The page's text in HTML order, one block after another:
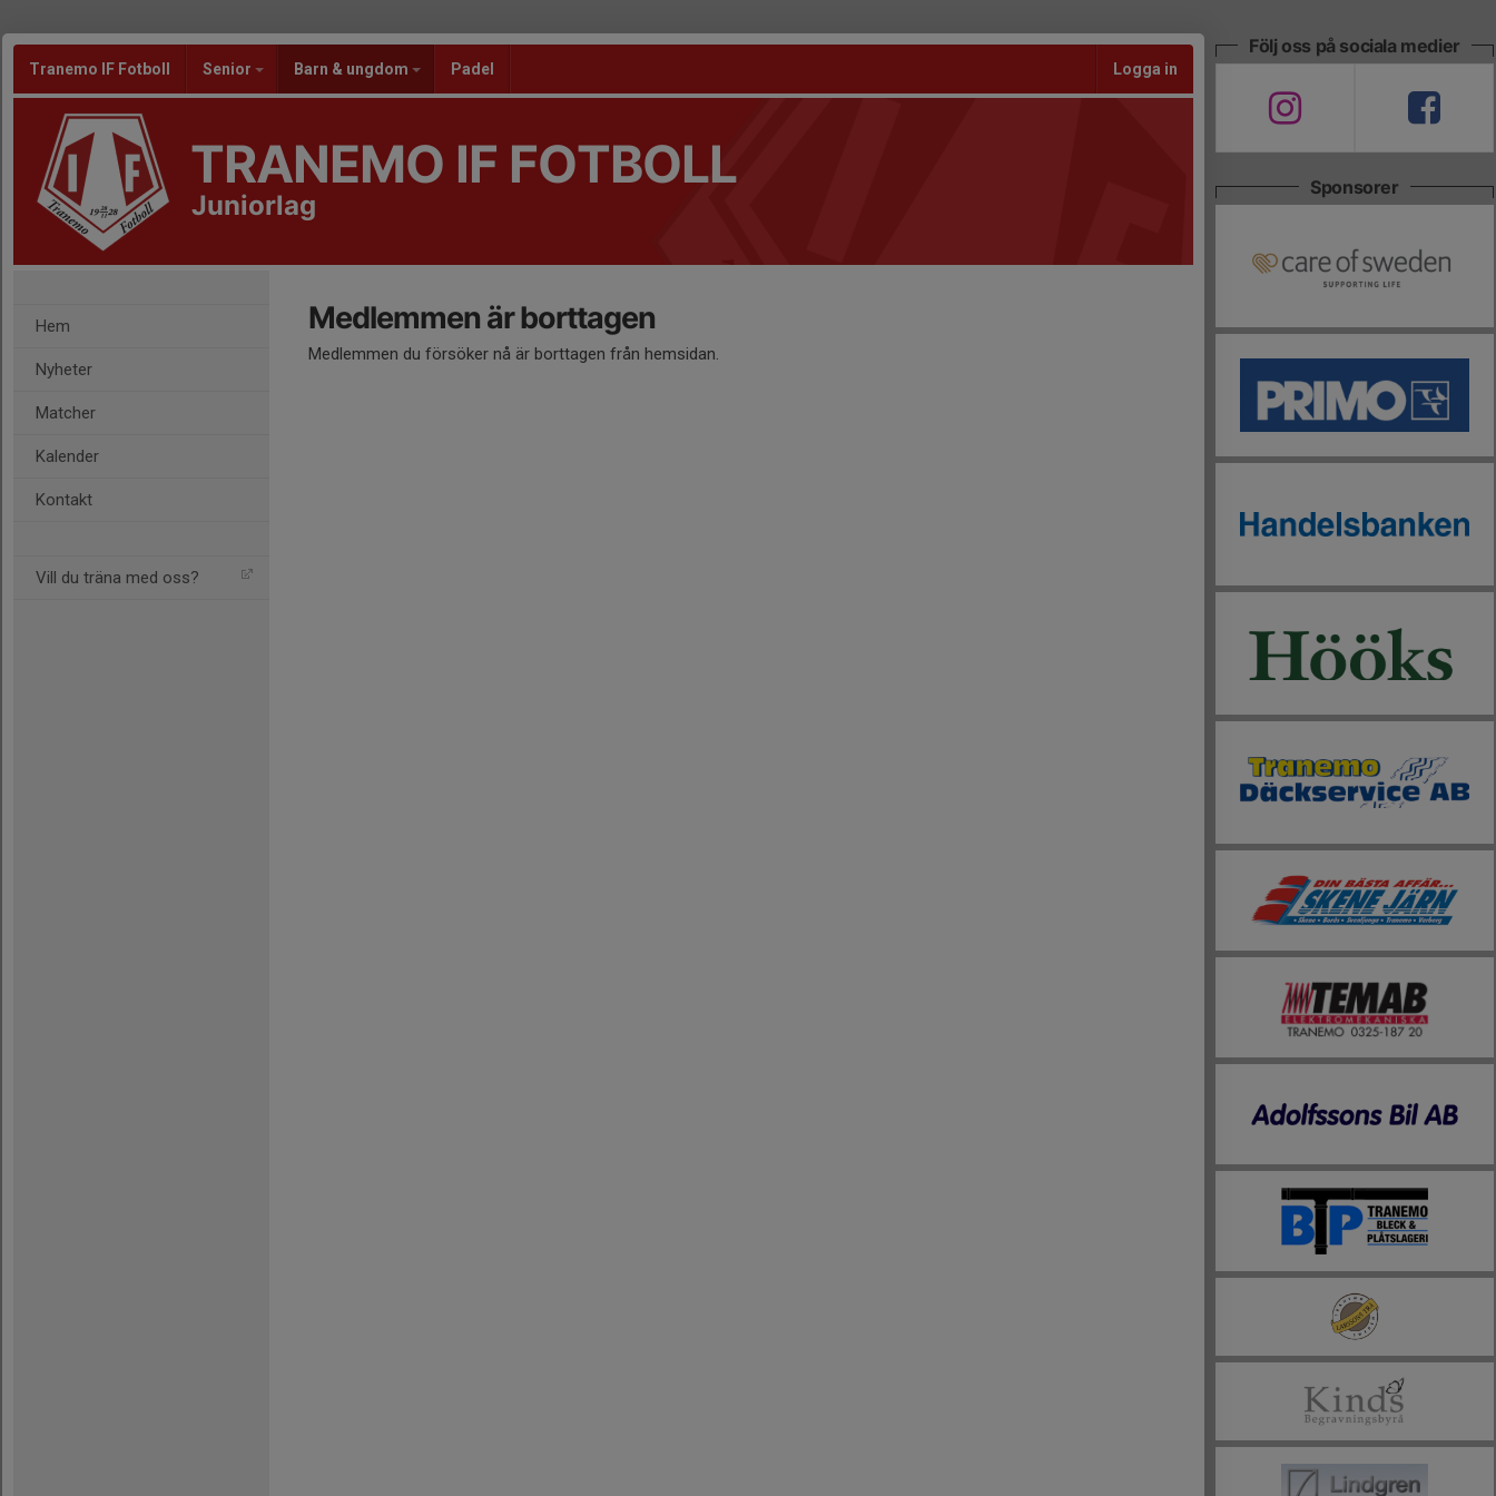
Tranemo IF Fotboll Senior Barn & ungdom Padel Logga in
TRANEMO IF FOTBOLL
Juniorlag
Hem
Nyheter
Matcher
Kalender
Kontakt
Vill du träna med oss?
Medlemmen är borttagen
Medlemmen du försöker nå är borttagen från hemsidan.
Följ oss på sociala medier
Sponsorer